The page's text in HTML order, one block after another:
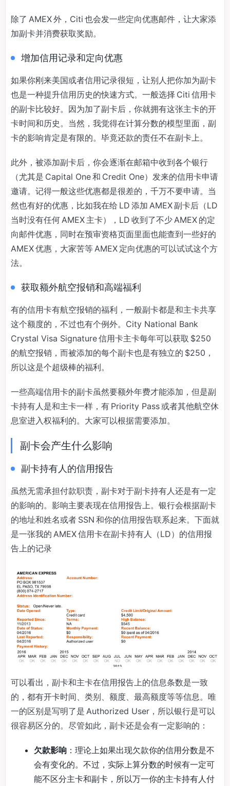
除了 AMEX 外，Citi 也会发一些定向优惠邮件，让大家添
加副卡并消费获取奖励。
增加信用记录和定向优惠
如果你刚来美国或者信用记录很短，让别人把你加为副卡
也是一种提升信用历史的快速方式。一般选择 Citi 信用卡
的副卡比较好。因为加了副卡后，你就拥有这张主卡的开
卡时间和历史。当然，我觉得在计算分数的模型里面，副
卡的影响肯定是有限的。毕竟还款的责任不在副卡上。
此外，被添加副卡后，你会逐渐在邮箱中收到各个银行
（尤其是 Capital One 和 Credit One）发来的信用卡申请
邀请。记得一般这些优惠都是很差的，千万不要申请。当
然也有好的优惠，比如我在给 LD 添加 AMEX 副卡后（LD
当时没有任何 AMEX 主卡），LD 收到了不少 AMEX 的定
向邮件优惠，同时在预审资格页面里面也能查到一些好的
AMEX 优惠，大家苦等 AMEX 定向优惠的可以试试这个方
法。
获取额外航空报销和高端福利
有的信用卡有航空报销的福利，一般副卡都是和主卡共享
这个额度的，不过也有个例外。City National Bank
Crystal Visa Signature 信用卡主卡每年可以获取 $250
的航空报销，而被添加的每个副卡也是有独立的 $250，
所以这是个超级棒的福利。
一些高端信用卡的副卡虽然要额外年费才能添加，但是副
卡持有人是和主卡一样，有 Priority Pass 或者其他航空休
息室进入权福利的。大家可以根据需要添加。
副卡会产生什么影响
副卡持有人的信用报告
虽然无需承担付款职责，副卡对于副卡持有人还是有一定
的影响的。影响主要表现在信用报告上。银行会根据副卡
的地址和姓名或者 SSN 和你的信用报告联系起来。下面就
是一张我的 AMEX 信用卡在副卡持有人（LD）的信用报
告上的记录
可以看出，副卡和主卡在信用报告上的信息条数是一致
的，都有开卡时间、类别、额度、最高额度等等信息。唯
一的区别是写明了是 Authorized User，所以银行是可以
很容易区分的。尽管如此，副卡还是会有一定影响的：
欠款影响 ：理论上如果出现欠款你的信用分数是不
会有变化的。不过，实际上算分数的时候有一定可
能不区分主卡和副卡，所以万一你的主卡持有人付